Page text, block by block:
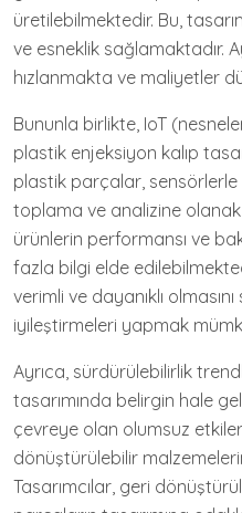
üretilebilmektedir. Bu,
ve esneklik sağlamaktadır.
hızlanmakta ve maliyetler
Bununla birlikte, IoT
plastik enjeksiyon kalıp
plastik parçalar,
toplama ve analizine
ürünlerin performansı ve
fazla bilgi elde
verimli ve dayanıklı
iyileştirmeleri yapmak
Ayrıca, sürdürülebilirlik
tasarımında belirgin hale
çevreye olan olumsuz
dönüştürülebilir
Tasarımcılar, geri